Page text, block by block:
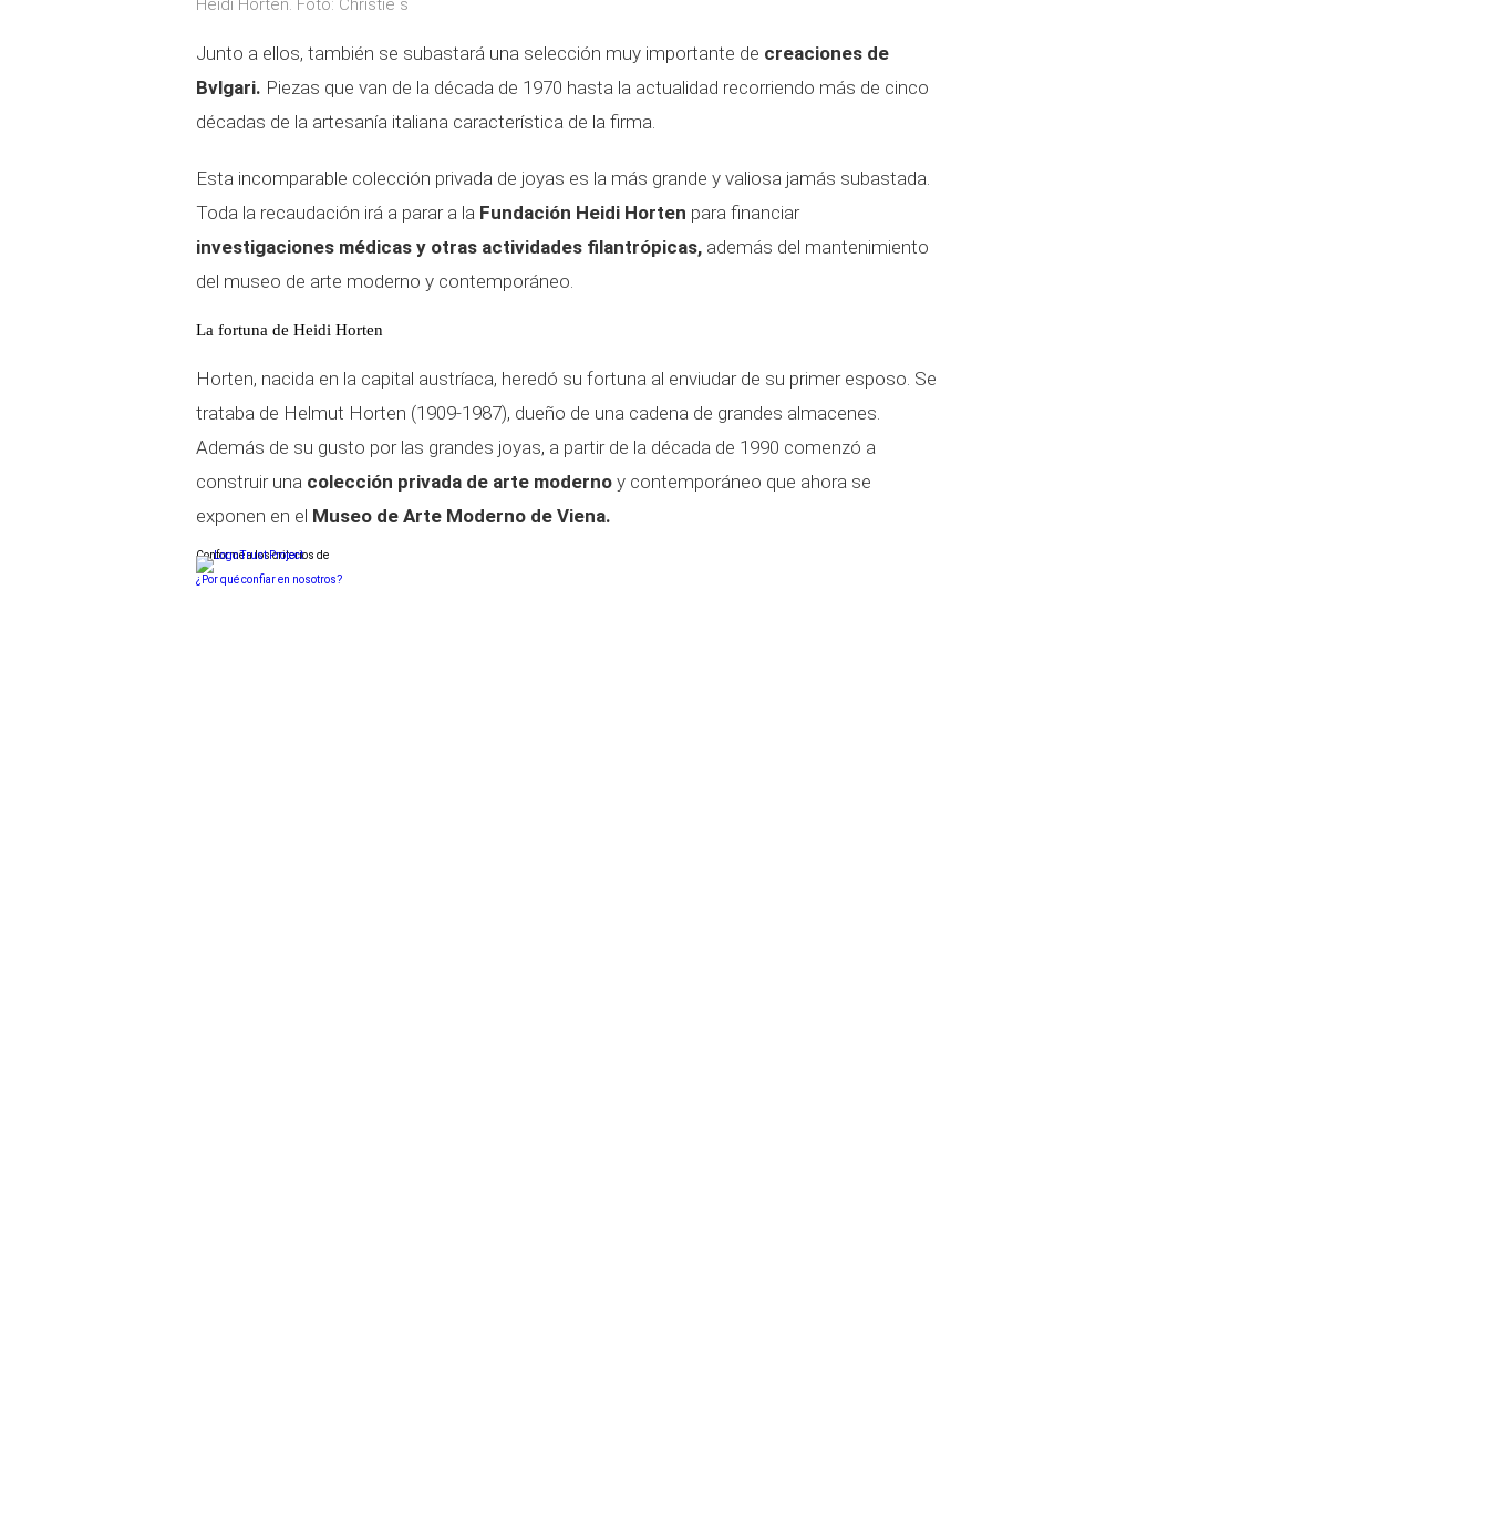
Heidi Horten. Foto: Christie´s
Junto a ellos, también se subastará una selección muy importante de creaciones de
Bvlgari. Piezas que van de la década de 1970 hasta la actualidad recorriendo más de cinco
décadas de la artesanía italiana característica de la firma.
Esta incomparable colección privada de joyas es la más grande y valiosa jamás subastada.
Toda la recaudación irá a parar a la Fundación Heidi Horten para financiar
investigaciones médicas y otras actividades filantrópicas, además del mantenimiento
del museo de arte moderno y contemporáneo.
La fortuna de Heidi Horten
Horten, nacida en la capital austríaca, heredó su fortuna al enviudar de su primer esposo. Se
trataba de Helmut Horten (1909-1987), dueño de una cadena de grandes almacenes.
Además de su gusto por las grandes joyas, a partir de la década de 1990 comenzó a
construir una colección privada de arte moderno y contemporáneo que ahora se
exponen en el Museo de Arte Moderno de Viena.
Conforme a los criterios de
¿Por qué confiar en nosotros?